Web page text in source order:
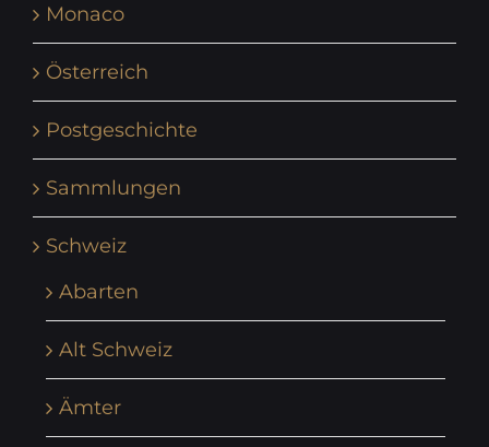
Monaco
Österreich
Postgeschichte
Sammlungen
Schweiz
Abarten
Alt Schweiz
Ämter